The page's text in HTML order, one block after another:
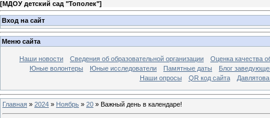
[МДОУ детский сад "Тополек"]
Вход на сайт
Меню сайта
Наши новости Сведения об образовательной организации
Оценка качества
Юные волонтеры
Юные исследователи Памятные даты
Блог
Наши опросы
QR код сайта
Главная » 2024 » Ноябрь » 20 » Важный день в календаре!